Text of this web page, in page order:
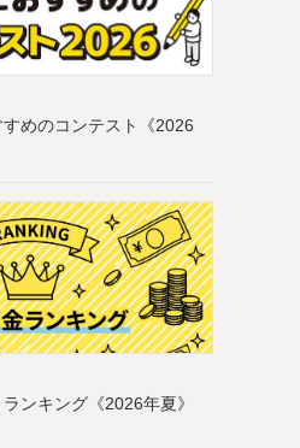
めのコンテスト《2026
ンキング《2026年夏》